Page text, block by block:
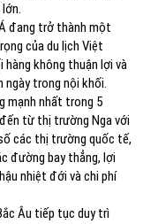
đang trở thành một
của du lịch Việt
hàng không thuận lợi và
ngày trong nội khối.
mạnh nhất trong 5
từ thị trường Nga với
các thị trường quốc tế,
đường bay thẳng, lợi
nhiệt đới và chi phí
Âu tiếp tục duy trì